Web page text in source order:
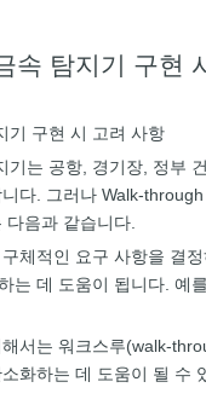
속 탐지기 구현
기 구현 시 고려 사항
기는 공항, 경기장, 정부
다. 그러나 Walk-
음과 같습니다.
체적인 요구 사항을 결
는 데 도움이 됩니다. 예
서는 워크스루(walk-
화하는 데 도움이 될 수